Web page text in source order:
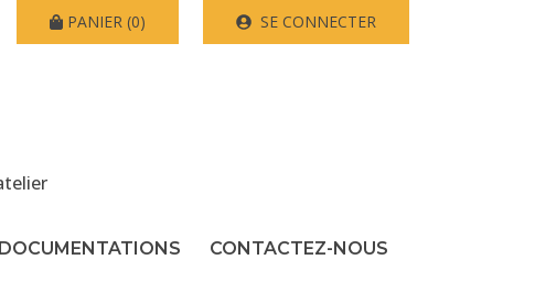
PANIER (0) SE CONNECTER
DOCUMENTATIONS CONTACTEZ-NOUS